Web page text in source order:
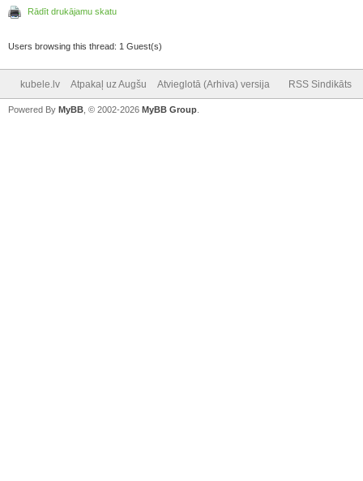
Rādīt drukājamu skatu
Users browsing this thread: 1 Guest(s)
kubele.lv Atpakaļ uz Augšu Atvieglotā (Arhiva) versija RSS Sindikāts
Powered By MyBB , © 2002-2026 MyBB Group